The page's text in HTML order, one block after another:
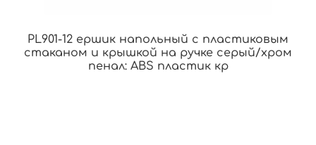
PL901-12 ершик напольный с пластиковым
стаканом и крышкой на ручке серый/хром
пенал: ABS пластик кр